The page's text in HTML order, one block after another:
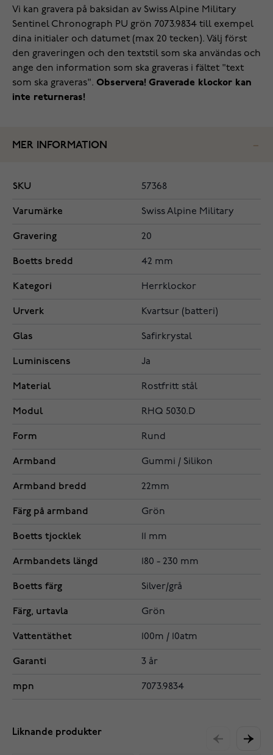
Vi kan gravera på baksidan av Swiss Alpine Military
Sentinel Chronograph PU grön 7073.9834 till exempel
dina initialer och datumet (max 20 tecken). Välj först
den graveringen och den textstil som ska användas och
ange den information som ska graveras i fältet "text
som ska graveras". Observera! Graverade klockor kan
inte returneras!
MER INFORMATION
SKU 57368
Varumärke Swiss Alpine Military
Gravering 20
Boetts bredd 42 mm
Kategori Herrklockor
Urverk Kvartsur (batteri)
Glas Safirkrystal
Luminiscens Ja
Material Rostfritt stål
Modul RHQ 5030.D
Form Rund
Armband Gummi / Silikon
Armband bredd 22mm
Färg på armband Grön
Boetts tjocklek 11 mm
Armbandets längd 180 - 230 mm
Boetts färg Silver/grå
Färg, urtavla Grön
Vattentäthet 100m / 10atm
Garanti 3 år
mpn 7073.9834
Liknande produkter